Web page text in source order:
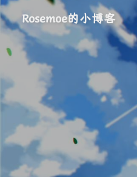
Rosemoe的小博客